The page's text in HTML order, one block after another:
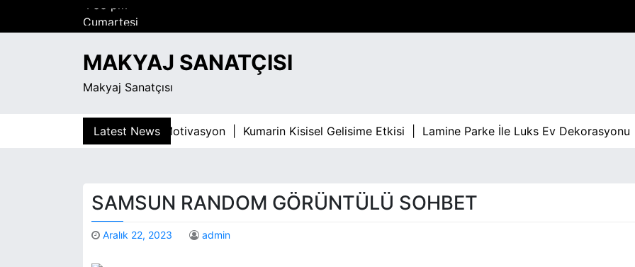
Cumartesi
Ağustos 8, 2026
MAKYAJ SANATÇISI
Makyaj Sanatçısı
Latest News
Mucadelede Motivasyon |Kumarin Kisisel Gelisime Etkisi |Lamine Parke İle Luks Ev Dekorasyonu |
SAMSUN RANDOM GÖRÜNTÜLÜ SOHBET
Aralık 22, 2023 admin